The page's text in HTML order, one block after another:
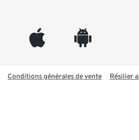
appleinc android
Conditions générales de vente Résilier